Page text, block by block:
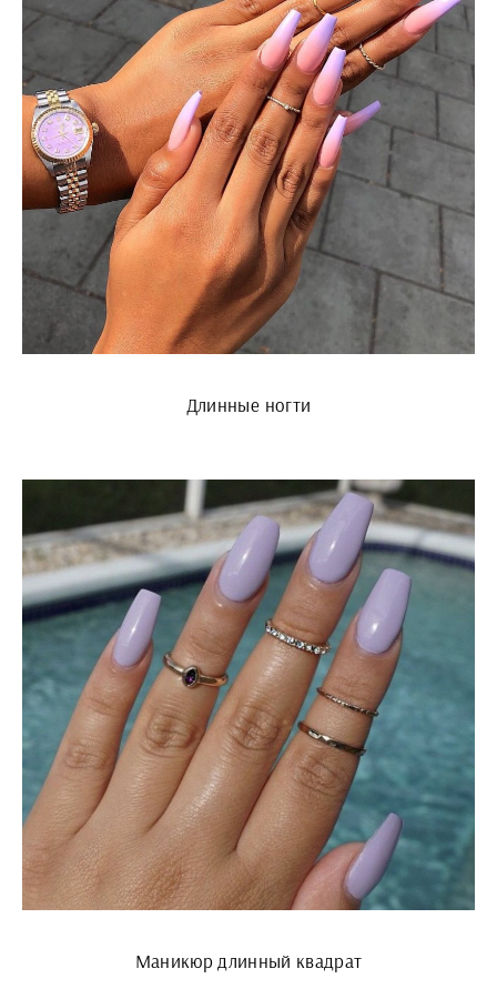
Длинные ногти
Маникюр длинный квадрат